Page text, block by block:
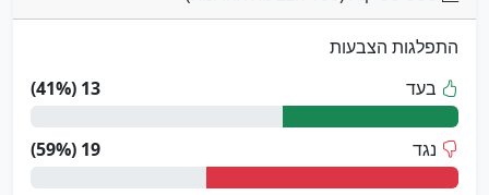
התפלגות הצבעות
בעד
13 (41%)
נגד 19 (59%)